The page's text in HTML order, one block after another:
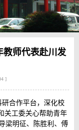
教师代表赴川发
]
合作平台，深化校
关工委关心帮助青年
梁明征、陈胜利、傅